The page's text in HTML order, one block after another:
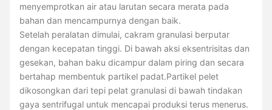
menyemprotkan air atau larutan secara merata pada
bahan dan mencampurnya dengan baik.
Setelah peralatan dimulai, cakram granulasi berputar
dengan kecepatan tinggi. Di bawah aksi eksentrisitas dan
gesekan, bahan baku dicampur dalam piring dan secara
bertahap membentuk partikel padat.Partikel pelet
dikosongkan dari tepi pelat granulasi di bawah tindakan
gaya sentrifugal untuk mencapai produksi terus menerus.